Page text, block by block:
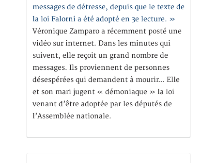
messages de détresse, depuis que le texte de
la loi Falorni a été adopté en 3e lecture. »
Véronique Zamparo a récemment posté une
vidéo sur internet. Dans les minutes qui
suivent, elle reçoit un grand nombre de
messages. Ils proviennent de personnes
désespérées qui demandent à mourir… Elle
et son mari jugent « démoniaque » la loi
venant d’être adoptée par les députés de
l’Assemblée nationale.